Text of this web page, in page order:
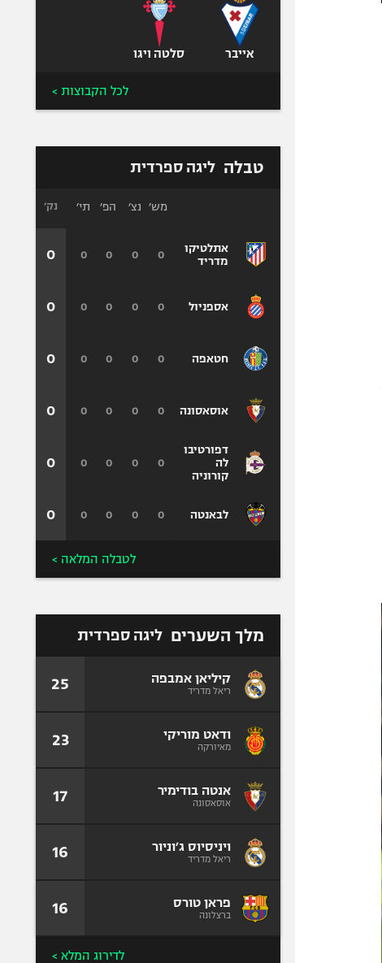
אייבר סלטה ויגו
לכל הקבוצות >
טבלה ליגה ספרדית
אתלטיקו
מדריד
אספניול
חטאפה
אוסאסונה
דפורטיבו
לה
קורוניה
לבאנטה
מש׳ נצ׳ הפ׳ תי׳
0
0
0
0
0
0
0
0
0
0
0
0
0
0
0
0
0
0
0
0
0
0
0
0
נק׳
0
0
0
0
0
0
לטבלה המלאה >
מלך השערים ליגה ספרדית
קיליאן אמבפה
ריאל מדריד 25
ודאט מוריקי
מאיורקה 23
אנטה בודימיר
אוסאסונה 17
ויניסיוס ג׳וניור
ריאל מדריד 16
פראן טורס
ברצלונה 16
לדירוג המלא >